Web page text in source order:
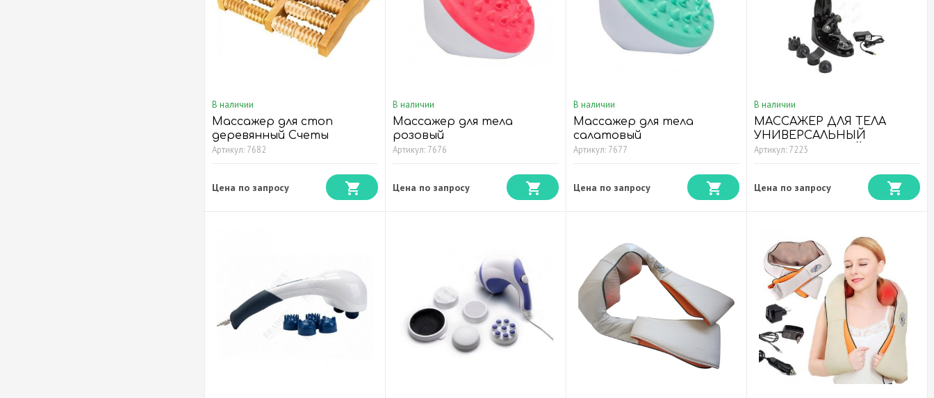
В наличии
Массажер для стоп
деревянный Счеты
Артикул: 7682
Цена по запросу
В наличии
Массажер для тела
розовый
Артикул: 7676
Цена по запросу
В наличии
Массажер для тела
салатовый
Артикул: 7677
Цена по запросу
В наличии
МАССАЖЕР ДЛЯ ТЕЛА
УНИВЕРСАЛЬНЫЙ
БЕСПРОВОДНОЙ
Артикул: 7223
Цена по запросу